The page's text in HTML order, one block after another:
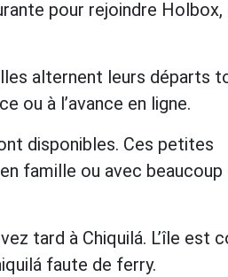
pour rejoindre
alternent leurs départs
ou à l’avance en ligne.
disponibles. Ces petites
famille ou avec beaucoup
tard à Chiquilá. L’île est
faute de ferry.